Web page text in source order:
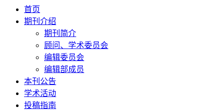
首页
期刊介绍
期刊简介
顾问、学术委员会
编辑委员会
编辑部成员
本刊公告
学术活动
投稿指南